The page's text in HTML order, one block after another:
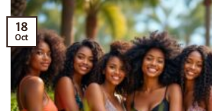
18
Oct